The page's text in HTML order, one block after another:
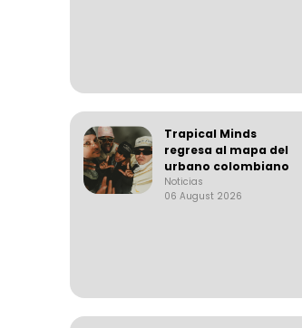
Trapical Minds
regresa al mapa del
urbano colombiano
Noticias
06 August 2026